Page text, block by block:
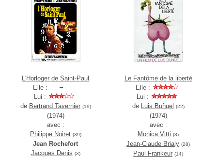
L'Horloger de Saint-Paul
Elle :
Lui :
de Bertrand Tavernier (19)
(1974)
avec :
Philippe Noiret (39)
Jean Rochefort
Jacques Denis (3)
Le Fantôme de la liberté
Elle :
Lui :
de Luis Buñuel (22)
(1974)
avec :
Monica Vitti (8)
Jean-Claude Brialy (28)
Paul Frankeur (14)